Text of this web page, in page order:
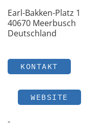
Earl-Bakken-Platz 1
40670 Meerbusch
Deutschland
KONTAKT
WEBSITE
-